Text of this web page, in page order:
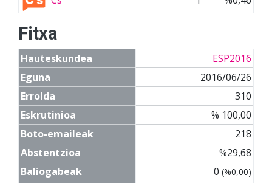
Fitxa
Hauteskundea
ESP2016
Eguna
2016/06/26
Errolda
310
Eskrutinioa
% 100,00
Boto-emaileak
218
Abstentzioa
%29,68
Baliogabeak
0 (%0,00)